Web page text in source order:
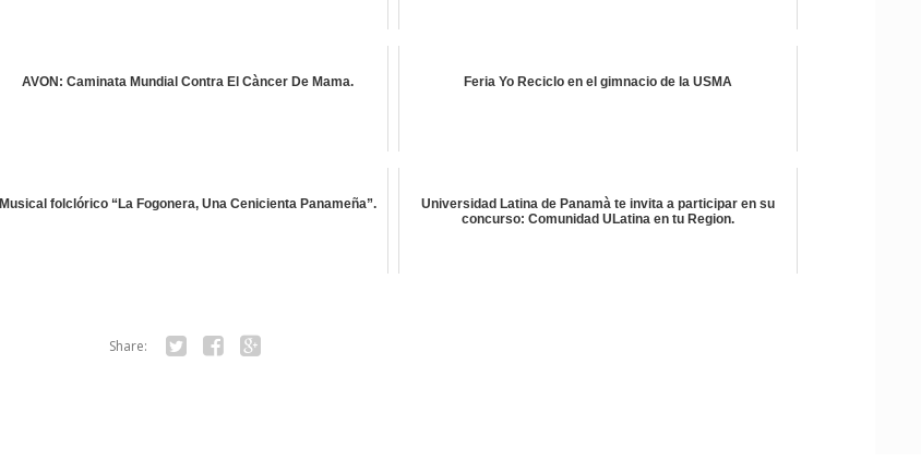
AVON: Caminata Mundial Contra El Càncer De Mama. Feria Yo Reciclo en el gimnacio de la USMA
Musical folclórico “La Fogonera, Una Cenicienta Panameña”.
Universidad Latina de Panamà te invita a participar en su
concurso: Comunidad ULatina en tu Region.
Share: